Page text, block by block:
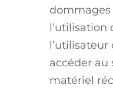
dommages
l’utilisation
l’utilisateur
accéder au
matériel